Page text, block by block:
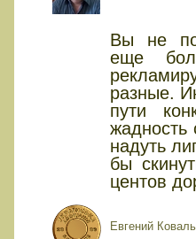
Вы не
еще
разные.
пути
жадность
надуть
бы
центов
Евгений Коваль